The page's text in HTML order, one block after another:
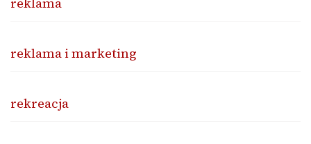
reklama i marketing
rekreacja